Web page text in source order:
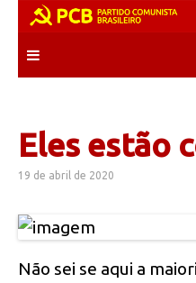
content
Eles estão
19 de abril de 2020
Não sei se aqui a